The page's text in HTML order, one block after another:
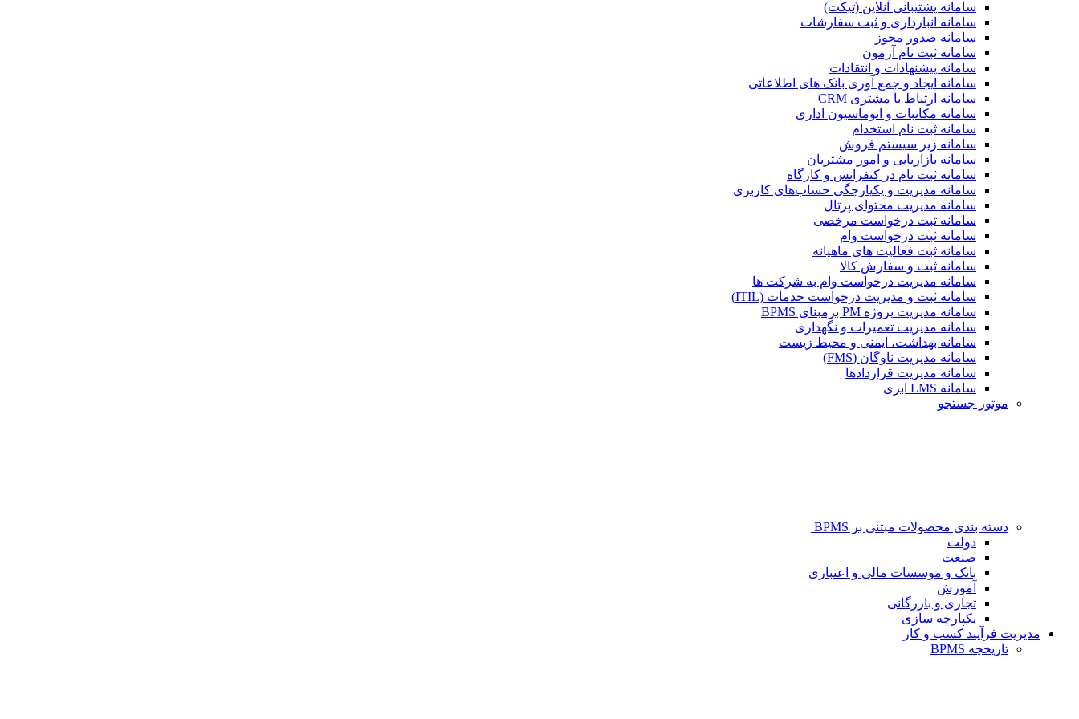
سامانه پشتیبانی آنلاین (تیکت)
سامانه انبارداری و ثبت سفارشات
سامانه صدور مجوز
سامانه ثبت نام آزمون
سامانه پیشنهادات و انتقادات
سامانه ایجاد و جمع آوری بانک‌ های اطلاعاتی
سامانه ارتباط با مشتری CRM
سامانه مکاتبات و اتوماسیون اداری
سامانه ثبت نام استخدام
سامانه زیر سیستم فروش
سامانه بازاریابی و امور مشتریان
سامانه ثبت نام در کنفرانس و کارگاه
سامانه مدیریت و یکپارچگی حساب‌های کاربری
سامانه مدیریت محتوای پرتال
سامانه ثبت درخواست مرخصی
سامانه ثبت درخواست وام
سامانه ثبت فعالیت های ماهیانه
سامانه ثبت و سفارش کالا
سامانه مدیریت درخواست وام به شرکت ها
سامانه ثبت و مدیریت درخواست خدمات (ITIL)
سامانه مدیریت پروژه PM برمبنای BPMS
سامانه مدیریت تعمیرات و نگهداری
سامانه بهداشت، ایمنی و محیط زیست
سامانه مدیریت ناوگان (FMS)
سامانه مدیریت قراردادها
سامانه LMS ابری
موتور جستجو
دسته بندی محصولات مبتنی بر BPMS
دولت
صنعت
بانک و موسسات مالی و اعتباری
آموزش
تجاری و بازرگانی
یکپارچه سازی
مدیریت فرآیند کسب و کار
تاریخچه BPMS